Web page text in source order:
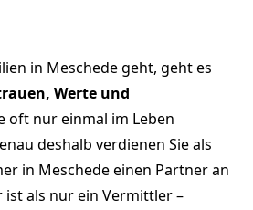
in Meschede geht, geht es
Werte und
oft nur einmal im Leben
deshalb verdienen Sie als
in Meschede einen Partner an
als nur ein Vermittler –